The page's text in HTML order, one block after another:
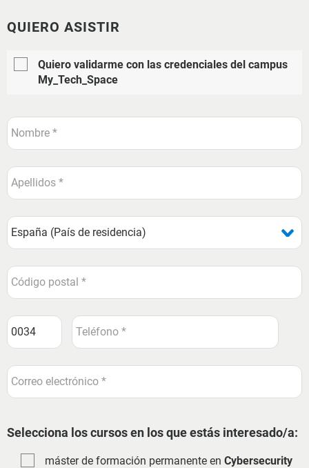
QUIERO ASISTIR
Quiero validarme con las credenciales del campus
My_Tech_Space
Selecciona los cursos en los que estás interesado/a:
máster de formación permanente en Cybersecurity